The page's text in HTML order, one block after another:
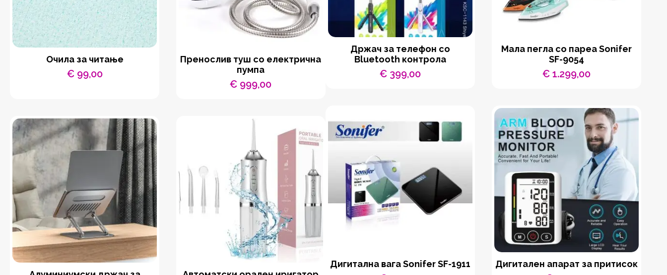
Очила за читање
€99,00
Пренослив туш со електрична
пумпа
€ 999,00
Држач за телефон со
Bluetooth контрола
€ 399,00
Мала пегла со пареа Sonifer
SF-9054
€1.299,00
Дигитална вага Sonifer SF-1911 Дигитален апарат за притисок